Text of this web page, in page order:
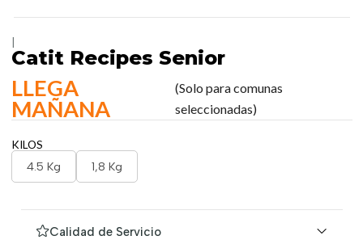
Catit Recipes Senior
LLEGA
MAÑANA
(Solo para comunas
seleccionadas)
KILOS
4.5 Kg 1,8 Kg
Calidad de Servicio